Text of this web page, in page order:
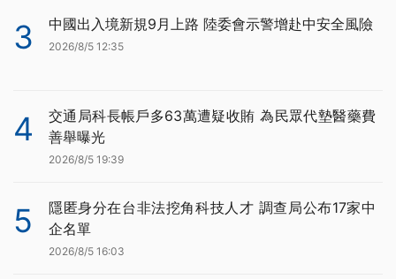
3 中國出入境新規9月上路 陸委會示警增赴中安全風險
2026/8/5 12:35
4
交通局科長帳戶多63萬遭疑收賄 為民眾代墊醫藥費
善舉曝光
2026/8/5 19:39
5
隱匿身分在台非法挖角科技人才 調查局公布17家中
企名單
2026/8/5 16:03